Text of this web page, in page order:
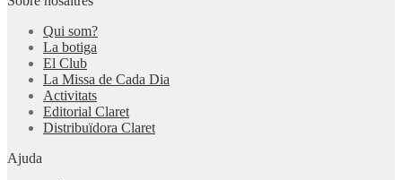
Qui som?
La botiga
El Club
La Missa de Cada Dia
Activitats
Editorial Claret
Distribuïdora Claret
Ajuda